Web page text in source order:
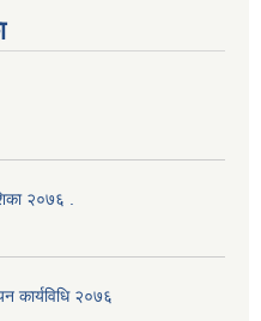
२०७६ .
कार्यविधि २०७६